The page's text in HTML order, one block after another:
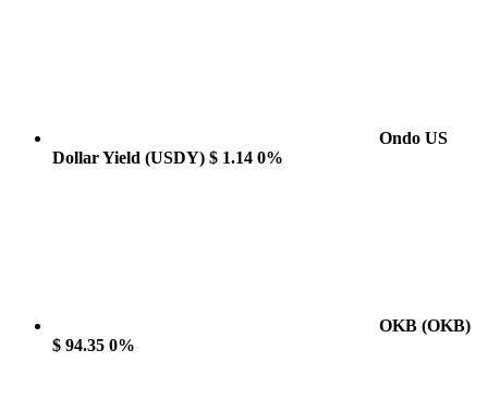
Ondo US
Dollar Yield (USDY) $ 1.14 0%
OKB (OKB)
$ 94.35 0%